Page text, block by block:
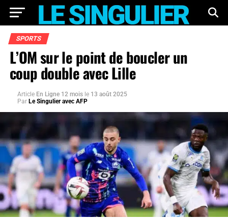
SPORTS
L’OM sur le point de boucler un
coup double avec Lille
Article En Ligne 12 mois le 13 août 2025
Par Le Singulier avec AFP